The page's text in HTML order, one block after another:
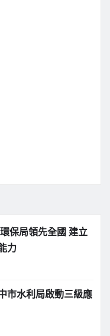
保局領先全國 建立
力
市水利局啟動三級應